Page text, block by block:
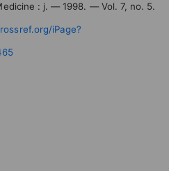
: j. — 1998. — Vol. 7, no. 5.
iPage?